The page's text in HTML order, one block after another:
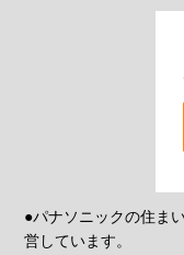
●パナソニックの住ま
営しています。